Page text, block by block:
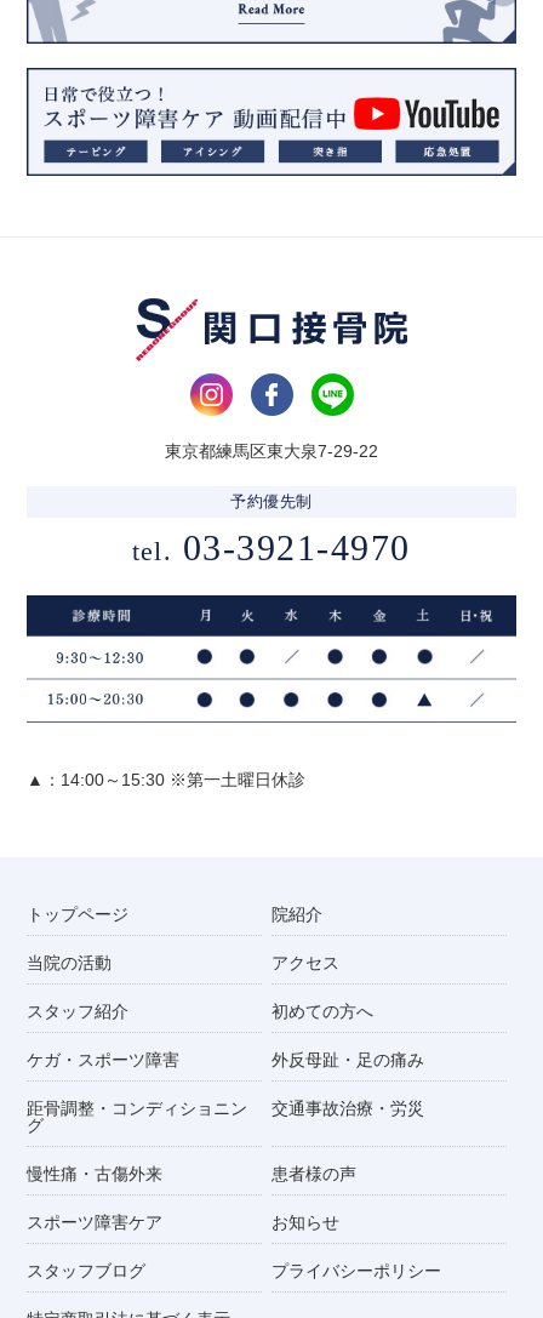
東京都練馬区東大泉7-29-22
tel. 03-3921-4970
予約優先制
▲：14:00～15:30 ※第一土曜日休診
トップページ 院紹介
当院の活動 アクセス
スタッフ紹介 初めての方へ
ケガ・スポーツ障害 外反母趾・足の痛み
距骨調整・コンディショニン
グ
交通事故治療・労災
慢性痛・古傷外来 患者様の声
スポーツ障害ケア お知らせ
スタッフブログ プライバシーポリシー